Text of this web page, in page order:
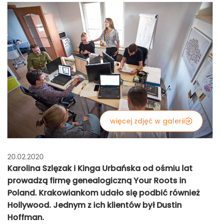
więcej zdjęć w galerii
20.02.2020
Karolina Szlęzak i Kinga Urbańska od ośmiu lat
prowadzą firmę genealogiczną Your Roots in
Poland. Krakowiankom udało się podbić również
Hollywood. Jednym z ich klientów był Dustin
Hoffman.